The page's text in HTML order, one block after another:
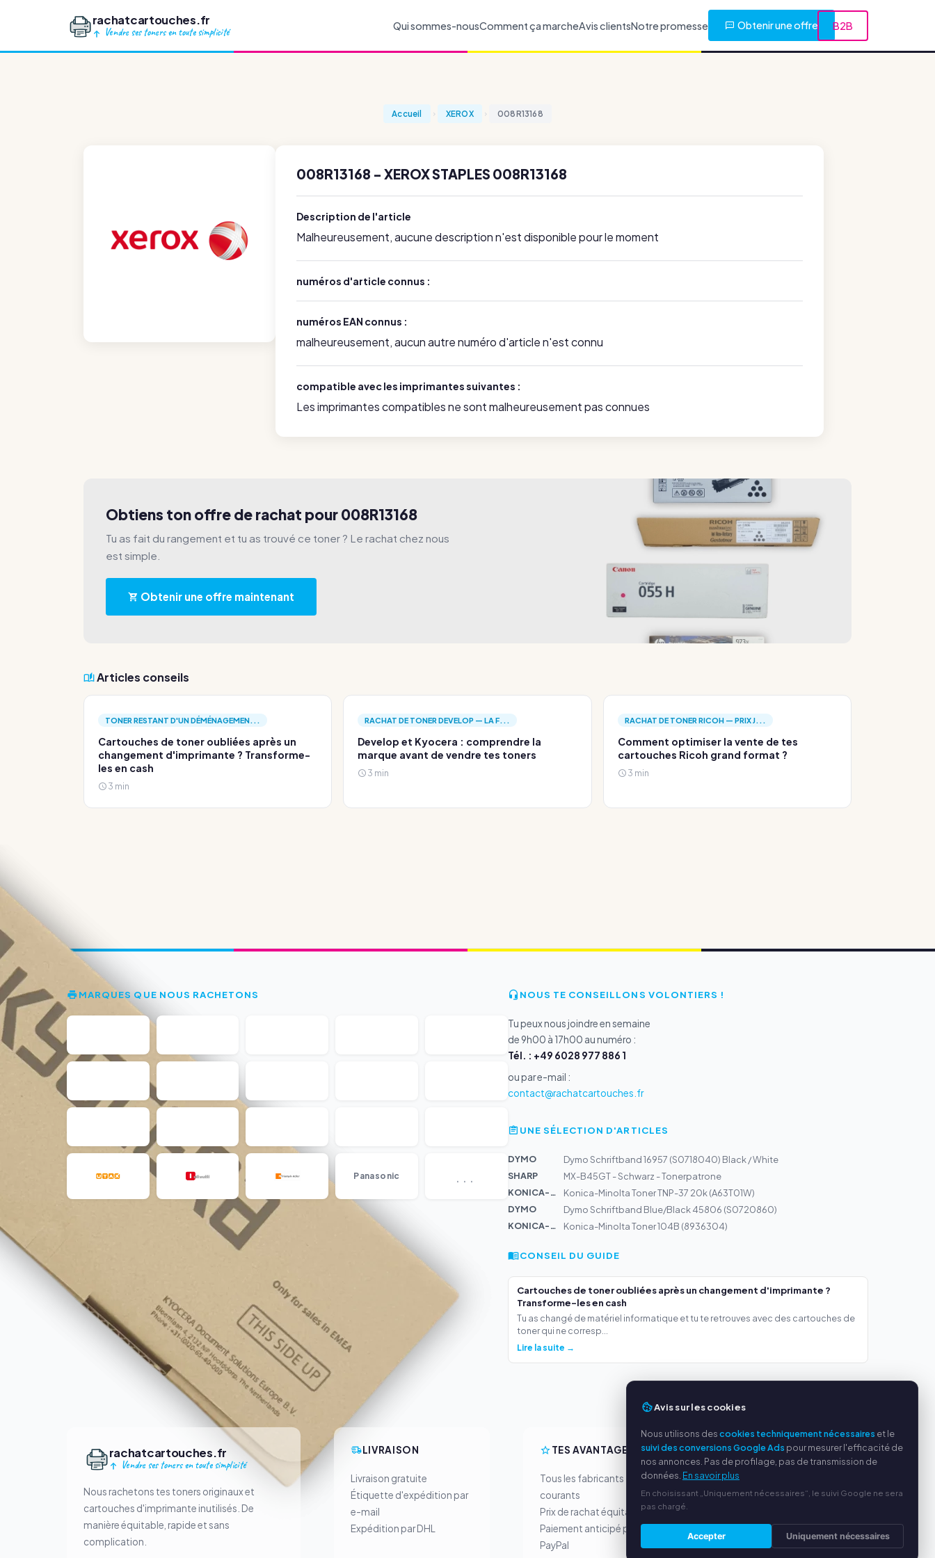
rachatcartouches.fr
Vendre ses toners en toute simplicité
Qui sommes-nousComment ça marcheAvis clientsNotre promesse Obtenir une offre B2B
Accueil XEROX 008R13168
008R13168 - XEROX STAPLES 008R13168
Description de l'article
Malheureusement, aucune description n'est disponible pour le moment
numéros d'article connus :
numéros EAN connus :
malheureusement, aucun autre numéro d'article n'est connu
compatible avec les imprimantes suivantes :
Les imprimantes compatibles ne sont malheureusement pas connues
Obtiens ton offre de rachat pour 008R13168
Tu as fait du rangement et tu as trouvé ce toner ? Le rachat chez nous
est simple.
Obtenir une offre maintenant
Articles conseils
TONER RESTANT D'UN DÉMÉNAGEMEN...
Cartouches de toner oubliées après un
changement d'imprimante ? Transforme-
les en cash
3 min
RACHAT DE TONER DEVELOP — LA F...
Develop et Kyocera : comprendre la
marque avant de vendre tes toners
3 min
RACHAT DE TONER RICOH — PRIX J...
Comment optimiser la vente de tes
cartouches Ricoh grand format ?
3 min
MARQUES QUE NOUS RACHETONS
Panasonic
NOUS TE CONSEILLONS VOLONTIERS !
Tu peux nous joindre en semaine
de 9h00 à 17h00 au numéro :
Tél. : +49 6028 977 886 1
ou par e-mail :
contact@rachatcartouches.fr
UNE SÉLECTION D'ARTICLES
DYMO
Dymo Schriftband 16957 (S0718040) Black / White
SHARP
MX-B45GT - Schwarz - Tonerpatrone
KONICA-MIN...
Konica-Minolta Toner TNP-37 20k (A63T01W)
DYMO
Dymo Schriftband Blue/Black 45806 (S0720860)
KONICA-MIN...
Konica-Minolta Toner 104B (8936304)
CONSEIL DU GUIDE
Cartouches de toner oubliées après un changement d'imprimante ?
Transforme-les en cash
Tu as changé de matériel informatique et tu te retrouves avec des cartouches de
toner qui ne corresp...
Lire la suite →
rachatcartouches.fr
Vendre ses toners en toute simplicité
Nous rachetons tes toners originaux et
cartouches d'imprimante inutilisés. De
manière équitable, rapide et sans
complication.
LIVRAISON
Livraison gratuite
Étiquette d'expédition par
e-mail
Expédition par DHL
TES AVANTAGES
Tous les fabricants
courants
Prix de rachat équitables
Paiement anticipé par
PayPal
SERVICE
À propos de nous
Politique de confidentialité
Questions fréquentes
Avis sur les cookies
Nous utilisons descookies techniquement nécessaires et le
suivi des conversions Google Ads pour mesurer l'efficacité de
nos annonces. Pas de profilage, pas de transmission de
données. En savoir plus
En choisissant „Uniquement nécessaires“, le suivi Google ne sera
pas chargé.
Accepter Uniquement nécessaires